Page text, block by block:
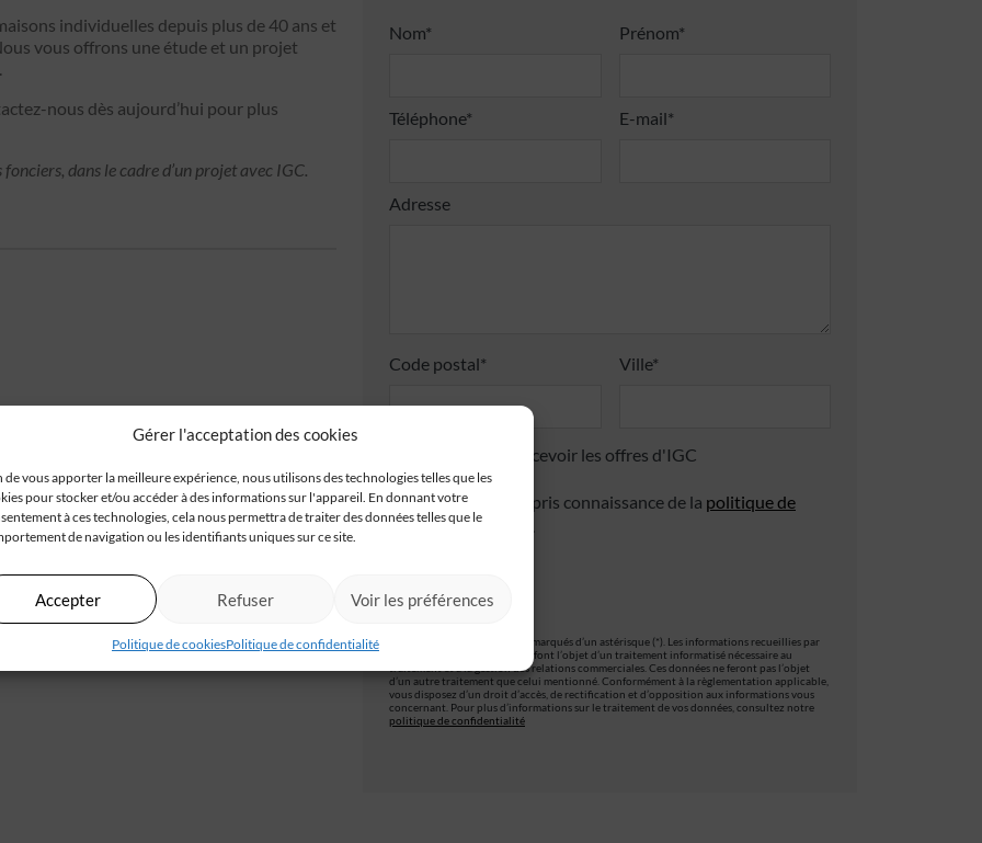
Gérer l'acceptation des cookies
de vous apporter la meilleure expérience, nous utilisons des technologies telles que les
pour stocker et/ou accéder à des informations sur l'appareil. En donnant votre
à ces technologies, cela nous permettra de traiter des données telles que le
de navigation ou les identifiants uniques sur ce site.
Accepter Refuser Voir les préférences
Politique de cookiesPolitique de confidentialité
individuelles depuis plus de 40 ans et
vous offrons une étude et un projet
nous dès aujourd’hui pour plus
dans le cadre d’un projet avec IGC.
Nom* Prénom*
Téléphone* E-mail*
Adresse
Code postal* Ville*
J'accepte de recevoir les offres d'IGC
Je valide avoir pris connaissance de la politique de
confidentialité
Les champs obligatoires sont marqués d’un astérisque (*). Les informations recueillies par
IGC, à partir de ce formulaire, font l’objet d’un traitement informatisé nécessaire au
traitement et à la gestion des relations commerciales. Ces données ne feront pas l’objet
d’un autre traitement que celui mentionné. Conformément à la règlementation applicable,
vous disposez d’un droit d’accès, de rectification et d’opposition aux informations vous
concernant. Pour plus d’informations sur le traitement de vos données, consultez notre
politique de confidentialité